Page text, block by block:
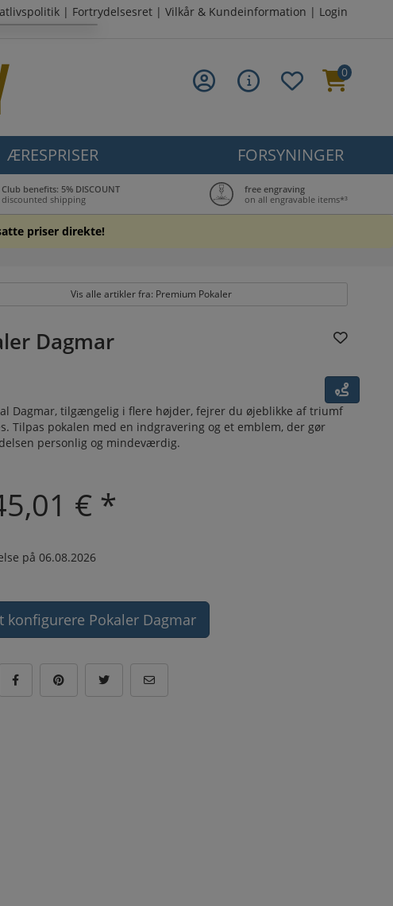
| Fortrydelsesret | Vilkår & Kundeinformation | Login
0
ÆRESPRISER FORSYNINGER
Club benefits: 5% DISCOUNT
discounted shipping
free engraving
on all engravable items*³
priser direkte!
Vis alle artikler fra: Premium Pokaler
Dagmar
Dagmar, tilgængelig i flere højder, fejrer du øjeblikke af triumf
Tilpas pokalen med en indgravering og et emblem, der gør
personlig og mindeværdig.
€ *
på 06.08.2026
konfigurere Pokaler Dagmar